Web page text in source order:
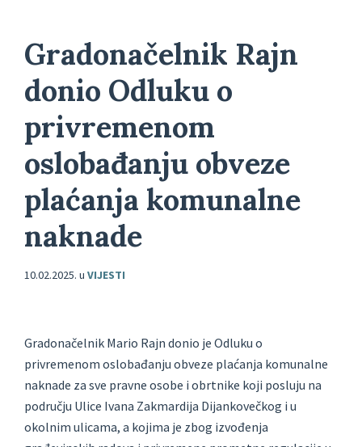
Gradonačelnik Rajn
donio Odluku o
privremenom
oslobađanju obveze
plaćanja komunalne
naknade
10.02.2025. u VIJESTI
Gradonačelnik Mario Rajn donio je Odluku o
privremenom oslobađanju obveze plaćanja komunalne
naknade za sve pravne osobe i obrtnike koji posluju na
području Ulice Ivana Zakmardija Dijankovečkog i u
okolnim ulicama, a kojima je zbog izvođenja